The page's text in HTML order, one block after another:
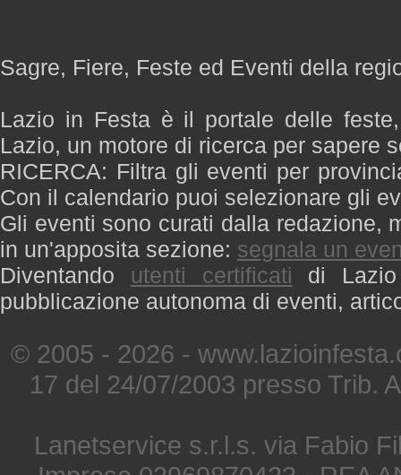
Sagre, Fiere, Feste ed Eventi della
Lazio in Festa è il portale delle
Lazio, un motore di ricerca per sapere
RICERCA: Filtra gli eventi per
Con il calendario puoi selezionare gli
Gli eventi sono curati dalla redazione,
in un'apposita sezione: segnala un
Diventando utenti certificati di
pubblicazione autonoma di eventi,
© 2005 - 2026 -
17 del 24/07/2003 presso Trib.
Lanetservice s.r.l.s. via Fabio